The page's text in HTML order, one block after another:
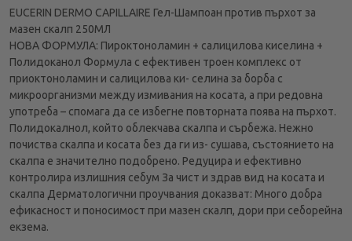
EUCERIN DERMO CAPILLAIRE Гел-Шампоан против пърхот за
мазен скалп 250МЛ
НОВА ФОРМУЛА: Пироктоноламин + салицилова киселина +
Полидоканол Формула с ефективен троен комплекс от
приоктоноламин и салицилова ки- селина за борба с
микроорганизми между измивания на косата, a при редовна
употреба – спомага да се избегне повторната поява на пърхот.
Полидокалнол, който облекчава скалпа и сърбежа. Нежно
почиства скалпа и косата без да ги из- сушава, състоянието на
скалпа е значително подобрено. Редуцира и ефективно
контролира излишния себум За чист и здрав вид на косата и
скалпа Дерматологични проучвания доказват: Много добра
ефикасност и поносимост при мазен скалп, дори при себорейна
екзема.